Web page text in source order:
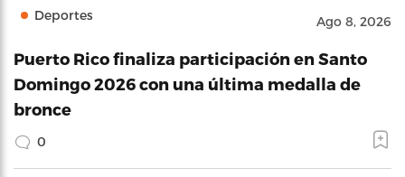
Deportes Ago 8, 2026
Puerto Rico finaliza participación en Santo
Domingo 2026 con una última medalla de
bronce
0